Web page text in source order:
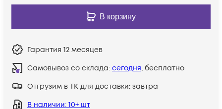
В корзину
Гарантия 12 месяцев
Самовывоз со склада: сегодня, бесплатно
Отгрузим в ТК для доставки: завтра
В наличии: 10+ шт